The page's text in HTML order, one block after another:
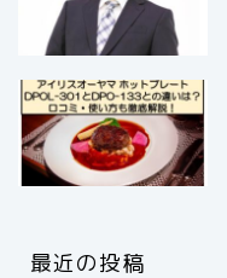
最近の投稿